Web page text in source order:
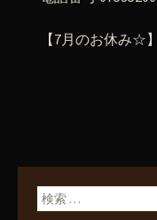
【7月のお休み☆
検索: